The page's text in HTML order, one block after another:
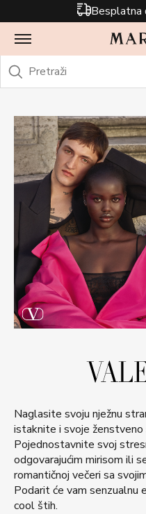
Besplatna
Naglasite svoju nježnu
istaknite i svoje ženstveno
Pojednostavnite svoj
odgovarajućim mirisom ili
romantičnoj večeri sa
Podarit će vam senzualnu
cool štih.